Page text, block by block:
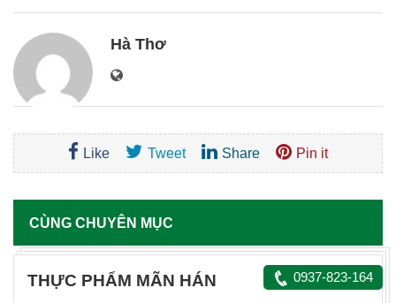
Hà Thơ
Like Tweet Share Pin it
CÙNG CHUYÊN MỤC
THỰC PHẨM MÃN HÁN 0937-823-164